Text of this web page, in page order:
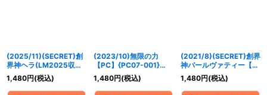
(2025/11)(SECRET)創
界神ヘラ(LM2025収録)
【X-SEC】{BS46-X10}
《紫》
1,480円(税込)
(2023/10)無限の力
【PC】{PC07-001}
《多》
1,480円(税込)
(2021/8)(SECRET)創界
神パールヴァティー【X-
SEC】{BS58-X09}
《黄》
1,480円(税込)